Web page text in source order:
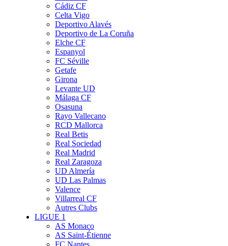
Cádiz CF
Celta Vigo
Deportivo Alavés
Deportivo de La Coruña
Elche CF
Espanyol
FC Séville
Getafe
Girona
Levante UD
Málaga CF
Osasuna
Rayo Vallecano
RCD Mallorca
Real Betis
Real Sociedad
Real Madrid
Real Zaragoza
UD Almería
UD Las Palmas
Valence
Villarreal CF
Autres Clubs
LIGUE 1
AS Monaco
AS Saint-Étienne
FC Nantes